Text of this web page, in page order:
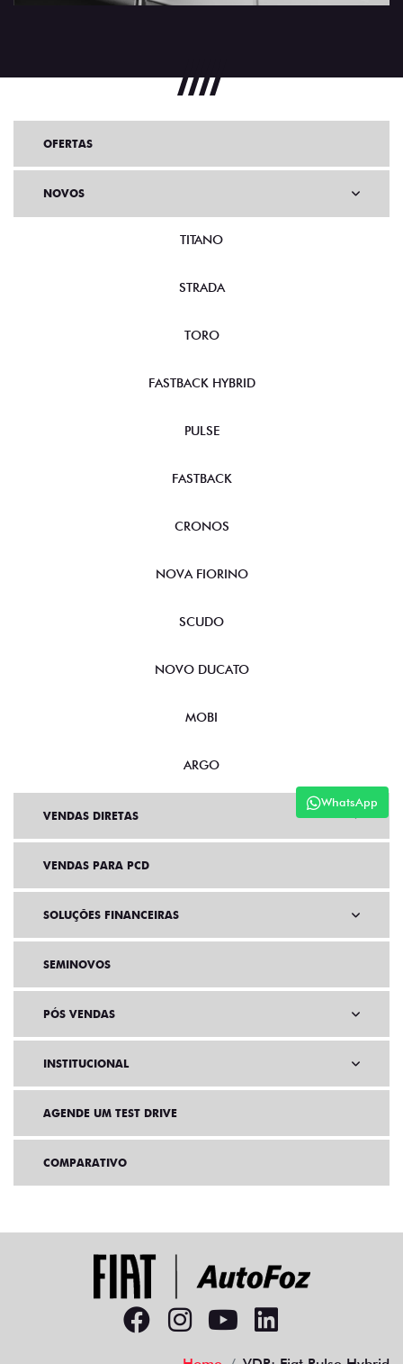
WhatsApp
OFERTAS
NOVOS
TITANO
STRADA
TORO
FASTBACK HYBRID
PULSE
FASTBACK
CRONOS
NOVA FIORINO
SCUDO
NOVO DUCATO
MOBI
ARGO
VENDAS DIRETAS
VENDAS PARA PCD
SOLUÇÕES FINANCEIRAS
SEMINOVOS
PÓS VENDAS
INSTITUCIONAL
AGENDE UM TEST DRIVE
COMPARATIVO